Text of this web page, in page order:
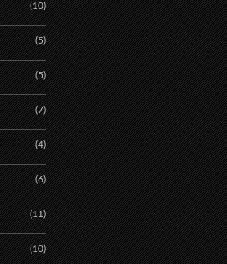
(10)
(5)
(5)
(7)
(4)
(6)
(11)
(10)